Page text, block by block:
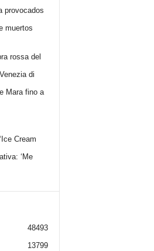
provocados
muertos
rossa del
di
Mara fino a
Cream
‘Me
48493
13799